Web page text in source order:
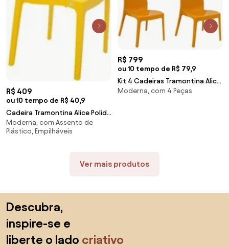
R$ 409
ou 10 tempo de R$ 40,9
Cadeira Tramontina Alice Polida
em Polipropileno Amarelo
Moderna, com Assento de
Plástico, Empilháveis
R$ 799
ou 10 tempo de R$ 79,9
Kit 4 Cadeiras Tramontina Alice
Amarelo Mostarda Brilho em
Moderna, com 4 Peças
Ver mais produtos
Descubra,
inspire-se e
liberte o lado criativo